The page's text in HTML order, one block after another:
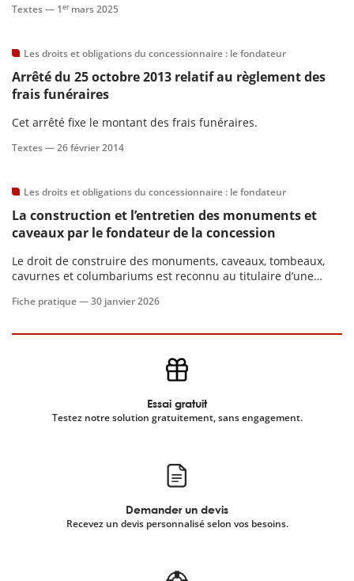
Textes — 1er mars 2025
Les droits et obligations du concessionnaire : le fondateur
Arrêté du 25 octobre 2013 relatif au règlement des
frais funéraires
Cet arrêté fixe le montant des frais funéraires.
Textes —26 février 2014
Les droits et obligations du concessionnaire : le fondateur
La construction et l’entretien des monuments et
caveaux par le fondateur de la concession
Le droit de construire des monuments, caveaux, tombeaux,
cavurnes et columbariums est reconnu au titulaire d’une
exiger que les terrains soient obligatoirement aménagés.
Fiche pratique —30 janvier 2026
Essai gratuit
Testez notre solution gratuitement, sans engagement.
Demander un devis
Recevez un devis personnalisé selon vos besoins.